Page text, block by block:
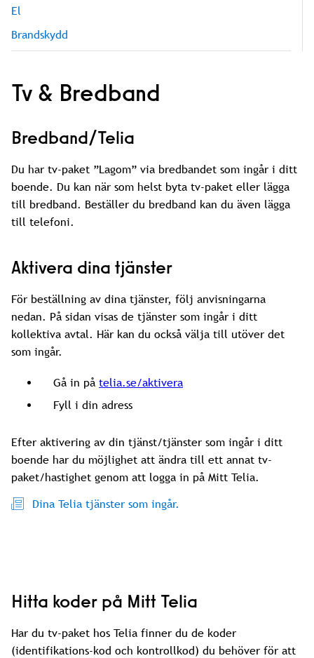
El
Brandskydd
Tv & Bredband
Bredband/Telia
Du har tv-paket ”Lagom” via bredbandet som ingår i ditt
boende. Du kan när som helst byta tv-paket eller lägga
till bredband. Beställer du bredband kan du även lägga
till telefoni.
Aktivera dina tjänster
För beställning av dina tjänster, följ anvisningarna
nedan. På sidan visas de tjänster som ingår i ditt
kollektiva avtal. Här kan du också välja till utöver det
som ingår.
Gå in på telia.se/aktivera
Fyll i din adress
Efter aktivering av din tjänst/tjänster som ingår i ditt
boende har du möjlighet att ändra till ett annat tv-
paket/hastighet genom att logga in på Mitt Telia.
Dina Telia tjänster som ingår.
Hitta koder på Mitt Telia
Har du tv-paket hos Telia finner du de koder
(identifikations-kod och kontrollkod) du behöver för att